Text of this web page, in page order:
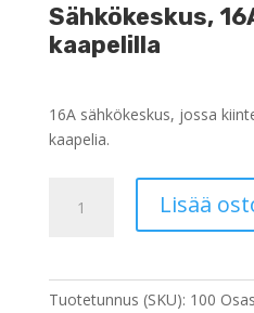
Sähkökeskus,
kaapelilla
16A sähkökeskus, jossa
kaapelia.
Lisää
Tuotetunnus (SKU): 100